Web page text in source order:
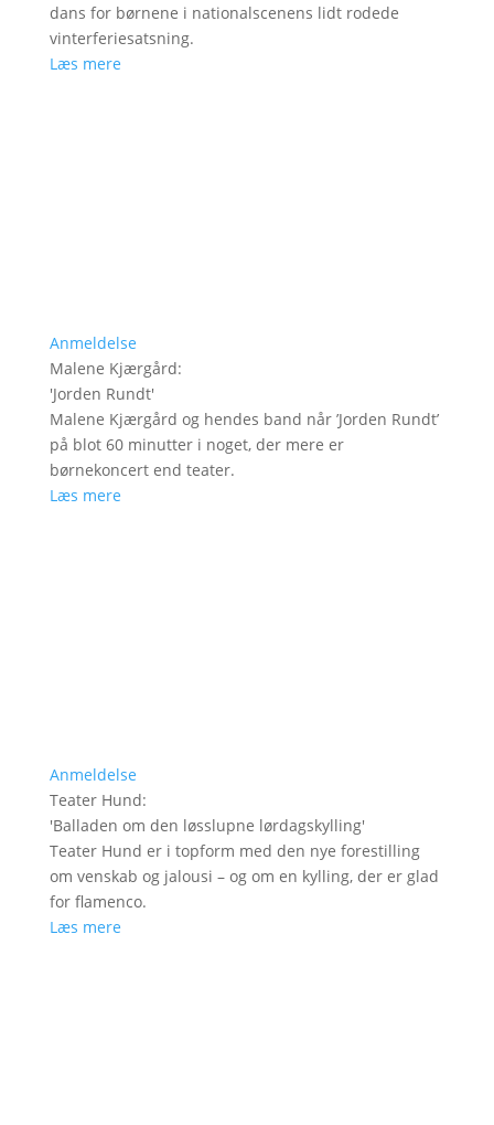
dans for børnene i nationalscenens lidt rodede
vinterferiesatsning.
Læs mere
Anmeldelse
Malene Kjærgård:
'Jorden Rundt'
Malene Kjærgård og hendes band når ’Jorden Rundt’
på blot 60 minutter i noget, der mere er
børnekoncert end teater.
Læs mere
Anmeldelse
Teater Hund:
'Balladen om den løsslupne lørdagskylling'
Teater Hund er i topform med den nye forestilling
om venskab og jalousi – og om en kylling, der er glad
for flamenco.
Læs mere